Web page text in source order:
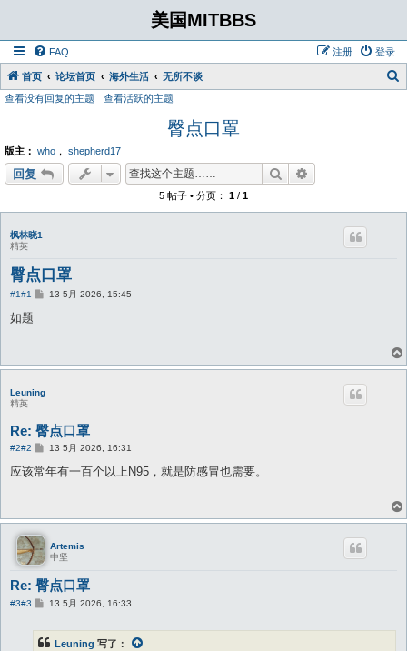
美国MITBBS
FAQ 登录
注册
首页 论坛首页 海外生活 无所不谈
查看没有回复的主题 查看活跃的主题
臀点口罩
版主： who ， shepherd17
回复 搜索
5 帖子 • 分页： 1 / 1
枫林晓1
精英
臀点口罩
#1#1
帖13 5月 2026, 15:45
如题
Leuning
精英
Re: 臀点口罩
#2#2
帖13 5月 2026, 16:31
应该常年有一百个以上N95，就是防感冒也需要。
Artemis
中坚
Re: 臀点口罩
#3#3
帖13 5月 2026, 16:33
Leuning 写了：